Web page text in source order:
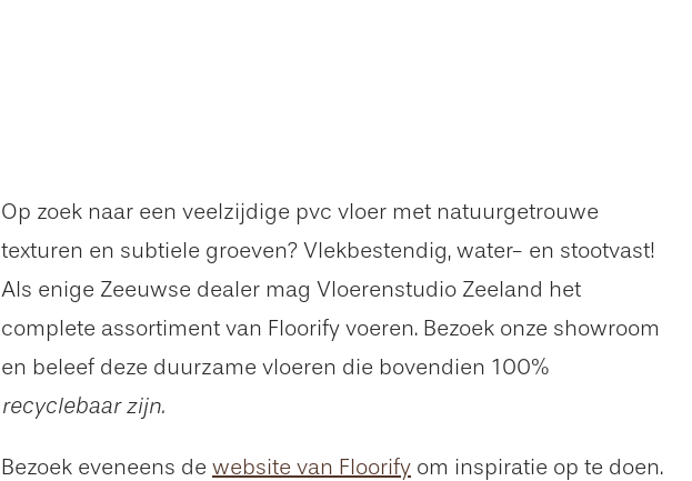
Op zoek naar een veelzijdige pvc vloer met natuurgetrouwe
texturen en subtiele groeven? Vlekbestendig, water- en stootvast!
Als enige Zeeuwse dealer mag Vloerenstudio Zeeland het
complete assortiment van Floorify voeren. Bezoek onze showroom
en beleef deze duurzame vloeren die bovendien 100%
recyclebaar zijn.
Bezoek eveneens de website van Floorify om inspiratie op te doen.